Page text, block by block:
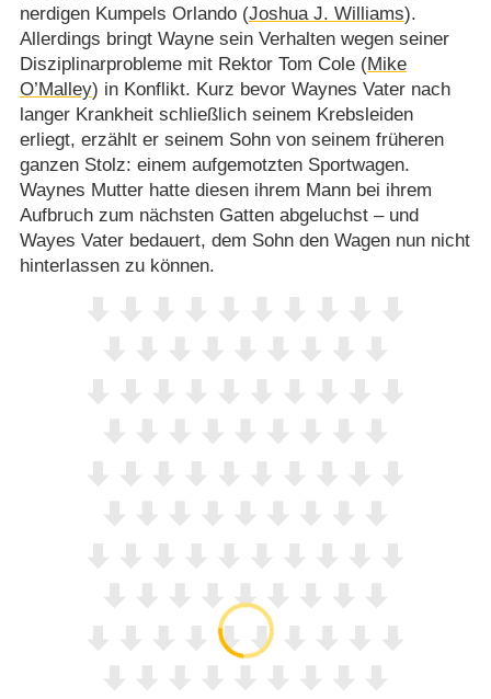
nerdigen Kumpels Orlando (Joshua J. Williams).
Allerdings bringt Wayne sein Verhalten wegen seiner
Disziplinarprobleme mit Rektor Tom Cole (Mike
O’Malley) in Konflikt. Kurz bevor Waynes Vater nach
langer Krankheit schließlich seinem Krebsleiden
erliegt, erzählt er seinem Sohn von seinem früheren
ganzen Stolz: einem aufgemotzten Sportwagen.
Waynes Mutter hatte diesen ihrem Mann bei ihrem
Aufbruch zum nächsten Gatten abgeluchst – und
Wayes Vater bedauert, dem Sohn den Wagen nun nicht
hinterlassen zu können.